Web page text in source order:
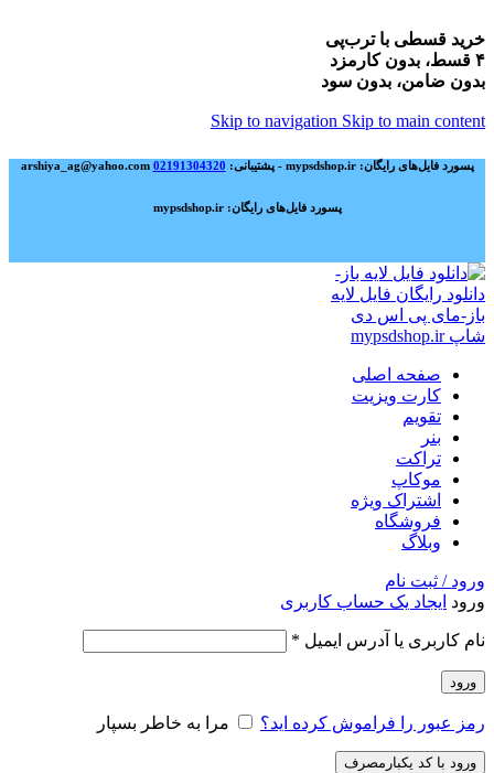
خرید قسطی با ترب‌پی
۴ قسط، بدون کارمزد
بدون ضامن، بدون سود
Skip to navigation Skip to main content
پسورد فایل‌های رایگان: mypsdshop.ir - پشتیبانی: arshiya_ag@yahoo.com 02191304320
پسورد فایل‌های رایگان: mypsdshop.ir
صفحه اصلی
کارت ویزیت
تقویم
بنر
تراکت
موکاپ
اشتراک ویژه
فروشگاه
وبلاگ
ورود / ثبت نام
ورود ایجاد یک حساب کاربری
نام کاربری یا آدرس ایمیل *
ورود
رمز عبور را فراموش کرده اید؟ مرا به خاطر بسپار
ورود با کد یکبارمصرف